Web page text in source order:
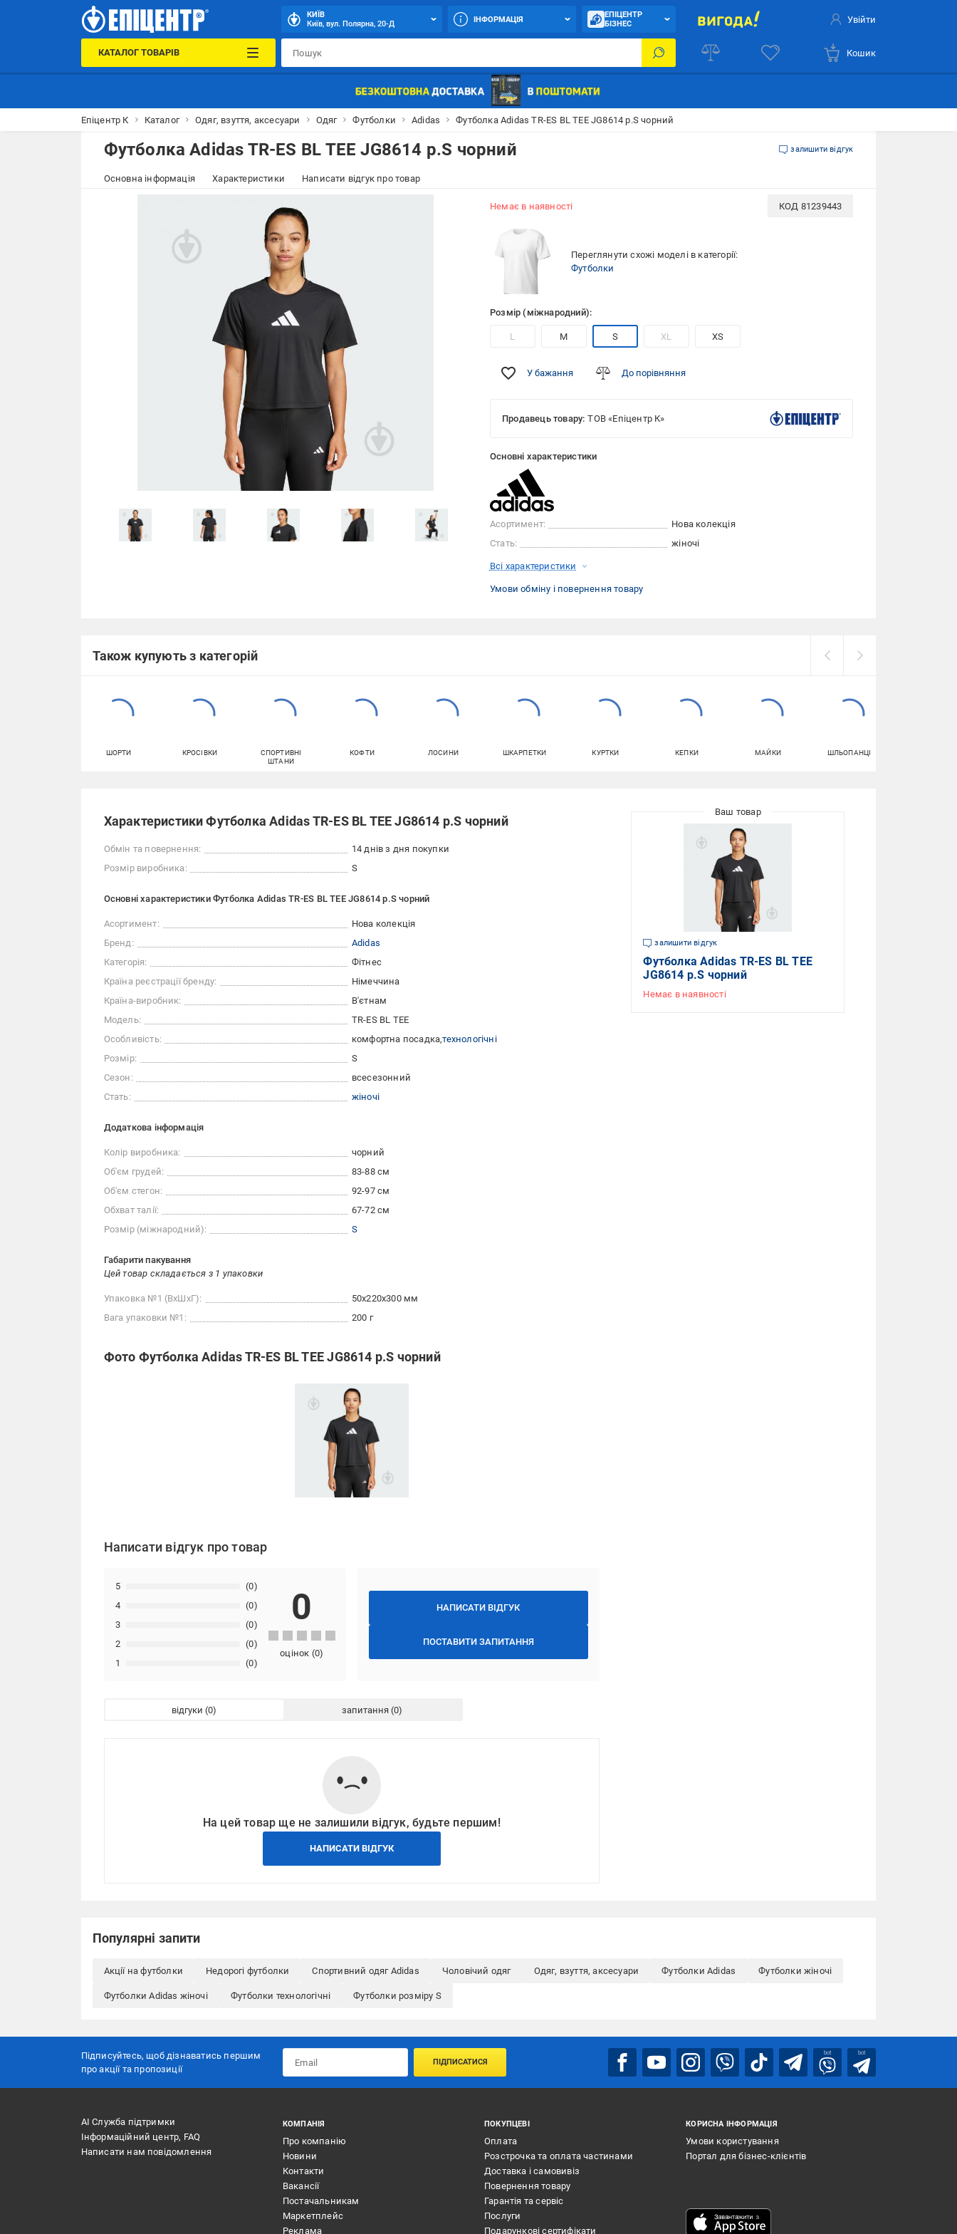
КИЇВ
Київ, вул. Полярна, 20-Д
ІНФОРМАЦІЯ
ЕПІЦЕНТР
БІЗНЕС
Увійти
КАТАЛОГ ТОВАРІВ Кошик
Епіцентр К Каталог Одяг, взуття, аксесуари Одяг Футболки Adidas Футболка Adidas TR-ES BL TEE JG8614 р.S чорний
Футболка Adidas TR-ES BL TEE JG8614 р.S чорний залишити відгук
Основна інформація Характеристики Написати відгук про товар
Немає в наявності КОД 81239443
Переглянути схожі моделі в категорії:
Футболки
Розмір (міжнародний):
L M S XL XS
У бажання До порівняння
Продавець товару: ТОВ «Епіцентр К»
Основні характеристики
Асортимент:
Нова колекція
Стать:
жіночі
Всі характеристики
Умови обміну і повернення товару
Також купують з категорій
ШОРТИ КРОСІВКИ
СПОРТИВНІ
ШТАНИ
КОФТИ ЛОСИНИ ШКАРПЕТКИ КУРТКИ КЕПКИ МАЙКИ ШЛЬОПАНЦІ
Характеристики Футболка Adidas TR-ES BL TEE JG8614 р.S чорний
Обмін та повернення:
14 днів з дня покупки
Розмір виробника:
S
Основні характеристики Футболка Adidas TR-ES BL TEE JG8614 р.S чорний
Асортимент:
Нова колекція
Бренд:
Adidas
Категорія:
Фітнес
Країна реєстрації бренду:
Німеччина
Країна-виробник:
В'єтнам
Модель:
TR-ES BL TEE
Особливість:
комфортна посадка технологічні
Розмір:
S
Сезон:
всесезонний
Стать:
жіночі
Додаткова інформація
Колір виробника:
чорний
Об'єм грудей:
83-88 см
Об'єм стегон:
92-97 см
Обхват талії:
67-72 см
Розмір (міжнародний):
S
Габарити пакування
Цей товар складається з 1 упаковки
Упаковка №1 (ВхШхГ):
50x220x300 мм
Вага упаковки №1:
200 г
Фото Футболка Adidas TR-ES BL TEE JG8614 р.S чорний
Написати відгук про товар
НАПИСАТИ ВІДГУК
ПОСТАВИТИ ЗАПИТАННЯ
1 (0)
2 (0)
3 (0)
4 (0)
5 (0)
0
оцінок (0)
відгуки запитання
На цей товар ще не залишили відгук, будьте першим!
НАПИСАТИ ВІДГУК
залишити відгук
Футболка Adidas TR-ES BL TEE
JG8614 р.S чорний
Немає в наявності
Популярні запити
Акції на футболки Недорогі футболки Спортивний одяг Adidas Чоловічий одяг Одяг, взуття, аксесуари Футболки Adidas Футболки жіночі
Футболки Adidas жіночі Футболки технологічні Футболки розміру S
Підписуйтесь, щоб дізнаватись першим
про акції та пропозиції
ПІДПИСАТИСЯ
bot bot
АІ Служба підтримки
Інформаційний центр, FAQ
Написати нам повідомлення
КОМПАНІЯ
Про компанію
Новини
Контакти
Вакансії
Постачальникам
Маркетплейс
Реклама
ПОКУПЦЕВІ
Оплата
Розстрочка та оплата частинами
Доставка і самовивіз
Повернення товару
Гарантія та сервіс
Послуги
Подарункові сертифікати
КОРИСНА ІНФОРМАЦІЯ
Умови користування
Портал для бізнес-клієнтів